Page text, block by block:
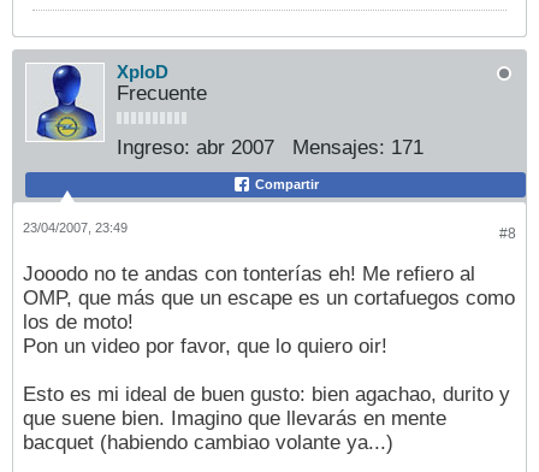
XploD
Frecuente
Ingreso: abr 2007 Mensajes: 171
Compartir
#8
23/04/2007, 23:49
Jooodo no te andas con tonterías eh! Me refiero al
OMP, que más que un escape es un cortafuegos como
los de moto!
Pon un video por favor, que lo quiero oir!
Esto es mi ideal de buen gusto: bien agachao, durito y
que suene bien. Imagino que llevarás en mente
bacquet (habiendo cambiao volante ya...)